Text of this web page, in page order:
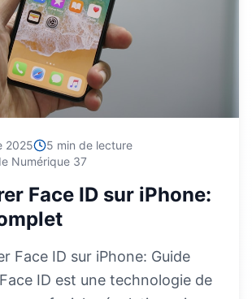
2025 5 min de lecture
Numérique 37
Face ID sur iPhone:
Face ID sur iPhone: Guide
ID est une technologie de